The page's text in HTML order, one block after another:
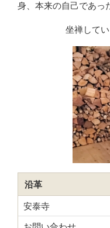
身、本来の自己であっ
坐禅して
沿革
安泰寺